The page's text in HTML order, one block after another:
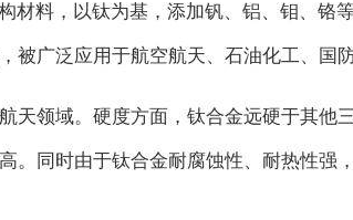
材料，以钛为基，添加钒、铝、钼、铬
广泛应用于航空航天、石油化工、国
天领域。硬度方面，钛合金远硬于其他
同时由于钛合金耐腐蚀性、耐热性强